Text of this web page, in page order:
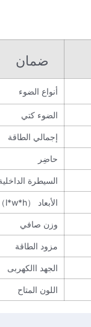
ضمان
أنواع الضوء
الضوء كتي
إجمالي الطاقة
حاضِر
السيطرة
الأبعاد （l*w*h）
وزن صافي
مزود الطاقة
الجهد االكهربى
اللون المتاح